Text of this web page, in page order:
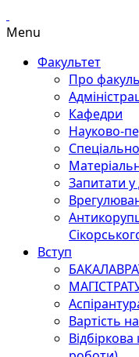
Menu
Факультет
Про
Кафедри
Науково-
Запитати у
Вступ
Вартість